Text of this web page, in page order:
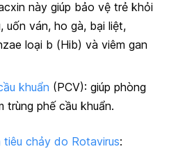
này giúp bảo vệ trẻ khỏi
uốn ván, ho gà, bại liệt,
loại b (Hib) và viêm gan
khuẩn (PCV): giúp phòng
trùng phế cầu khuẩn.
chảy do Rotavirus: